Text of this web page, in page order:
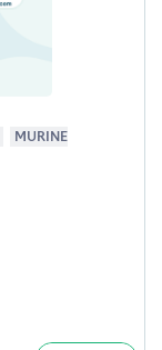
MURINE